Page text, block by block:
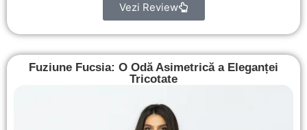
Vezi Review
Fuziune Fucsia: O Odă Asimetrică a Eleganței
Tricotate